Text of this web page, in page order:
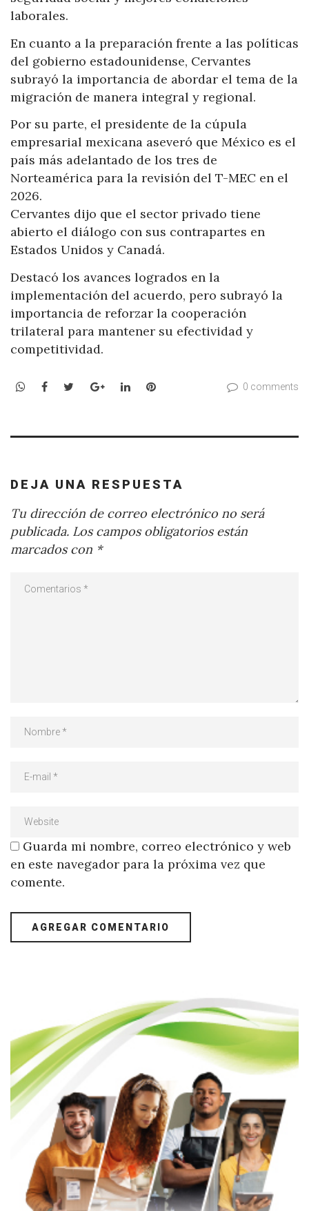
laborales.
En cuanto a la preparación frente a las políticas
del gobierno estadounidense, Cervantes
subrayó la importancia de abordar el tema de la
migración de manera integral y regional.
Por su parte, el presidente de la cúpula
empresarial mexicana aseveró que México es el
país más adelantado de los tres de
Norteamérica para la revisión del T-MEC en el
2026.
Cervantes dijo que el sector privado tiene
abierto el diálogo con sus contrapartes en
Estados Unidos y Canadá.
Destacó los avances logrados en la
implementación del acuerdo, pero subrayó la
importancia de reforzar la cooperación
trilateral para mantener su efectividad y
competitividad.
WhatsApp
Facebook
TwitterGoogle+LinkedInPinterest 0 comments
DEJA UNA RESPUESTA
Tu dirección de correo electrónico no será
publicada. Los campos obligatorios están
marcados con *
Guarda mi nombre, correo electrónico y web
en este navegador para la próxima vez que
comente.